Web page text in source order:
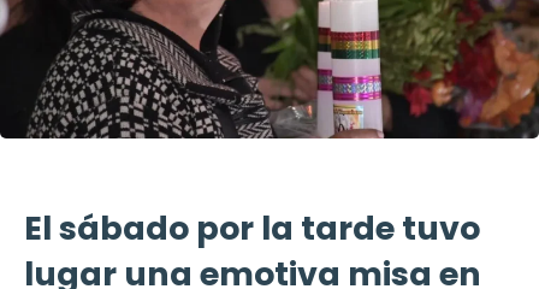
El sábado por la tarde tuvo
lugar una emotiva misa en